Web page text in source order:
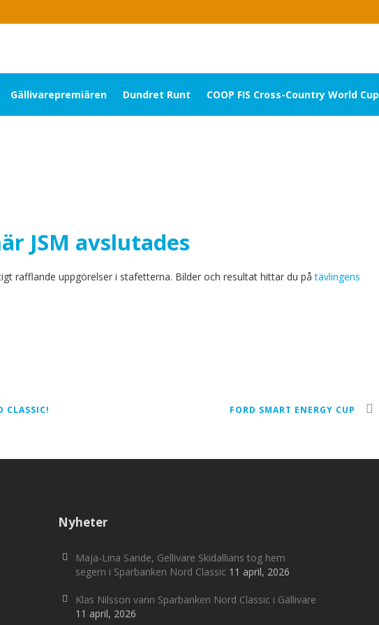
Gällivarepremiären Dundret Runt COOP FIS Cross-Country World Cup
JSM avslutades
rafflande uppgörelser i stafetterna. Bilder och resultat hittar du påtävlingens
CLASSIC! FORD SMART ENERGY CUP
Nyheter
Maja-Lina Sande, Gellivare Skidallians tog hem
segern i Sparbanken Nord Classic 11 april, 2026
Klas Nilsson vann Sparbanken Nord Classic i Gällivare
11 april, 2026